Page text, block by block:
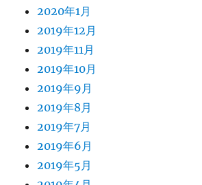
2020年1月
2019年12月
2019年11月
2019年10月
2019年9月
2019年8月
2019年7月
2019年6月
2019年5月